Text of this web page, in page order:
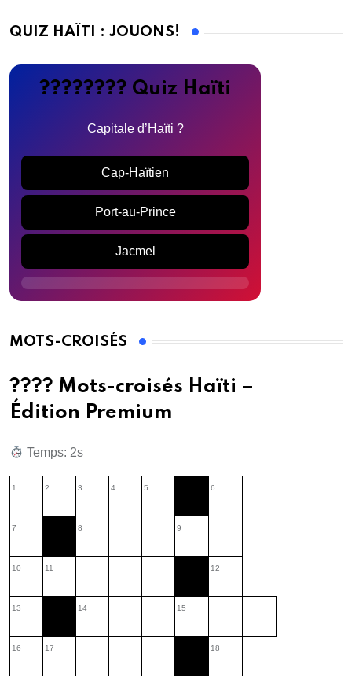
QUIZ HAÏTI : JOUONS!
???????? Quiz Haïti
Capitale d’Haïti ?
Cap-Haïtien
Port-au-Prince
Jacmel
MOTS-CROISÉS
???? Mots-croisés Haïti –
Édition Premium
Temps: 3s
1 2 3 4 5 6
7 8 9
10 11 12
13 14 15
16 17 18